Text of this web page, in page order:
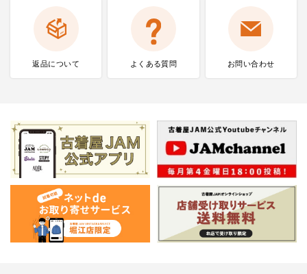
返品について よくある質問 お問い合わせ